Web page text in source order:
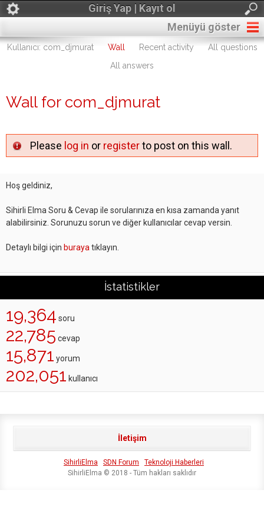
Giriş Yap | Kayıt ol
Menüyü göster
Kullanıcı: com_djmurat Wall Recent activity
All questions
All answers
Wall for com_djmurat
Please log in or registerto post on this wall.
Hoş geldiniz,
Sihirli Elma Soru & Cevap ile sorularınıza en kısa zamanda yanıt
alabilirsiniz. Sorunuzu sorun ve diğer kullanıcılar cevap versin.
Detaylı bilgi için buraya tıklayın.
İstatistikler
19,364 soru
22,785 cevap
15,871 yorum
202,051 kullanıcı
İletişim
SihirliElma SDN Forum
Teknoloji Haberleri
SihirliElma © 2018 - Tüm hakları saklıdır